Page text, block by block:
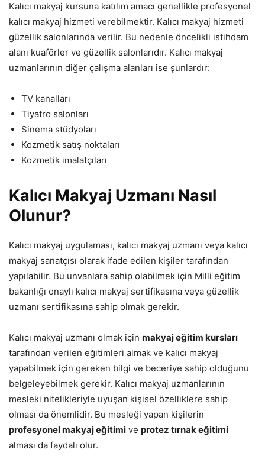
Kalıcı makyaj kursuna katılım amacı genellikle profesyonel
kalıcı makyaj hizmeti verebilmektir. Kalıcı makyaj hizmeti
güzellik salonlarında verilir. Bu nedenle öncelikli istihdam
alanı kuaförler ve güzellik salonlarıdır. Kalıcı makyaj
uzmanlarının diğer çalışma alanları ise şunlardır:
TV kanalları
Tiyatro salonları
Sinema stüdyoları
Kozmetik satış noktaları
Kozmetik imalatçıları
Kalıcı Makyaj Uzmanı Nasıl
Olunur?
Kalıcı makyaj uygulaması, kalıcı makyaj uzmanı veya kalıcı
makyaj sanatçısı olarak ifade edilen kişiler tarafından
yapılabilir. Bu unvanlara sahip olabilmek için Milli eğitim
bakanlığı onaylı kalıcı makyaj sertifikasına veya güzellik
uzmanı sertifikasına sahip olmak gerekir.
Kalıcı makyaj uzmanı olmak için makyaj eğitim kursları
tarafından verilen eğitimleri almak ve kalıcı makyaj
yapabilmek için gereken bilgi ve beceriye sahip olduğunu
belgeleyebilmek gerekir. Kalıcı makyaj uzmanlarının
mesleki nitelikleriyle uyuşan kişisel özelliklere sahip
olması da önemlidir. Bu mesleği yapan kişilerin
profesyonel makyaj eğitimi ve protez tırnak eğitimi
alması da faydalı olur.